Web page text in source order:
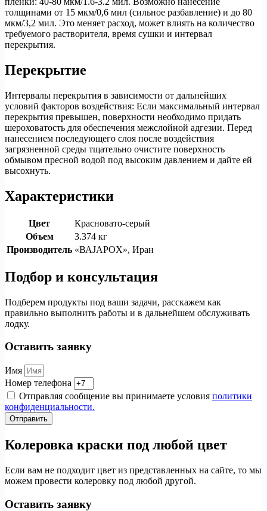
толщинами от 15 мкм/0,6 мил (сильное разбавление) и до 80
мкм/3,2 мил. Это меняет расход, может влиять на количество
требуемого растворителя, время сушки и интервал
перекрытия.
Перекрытие
Интервалы перекрытия в зависимости от дальнейших
условий факторов воздействия: Если максимальный интервал
перекрытия превышен, поверхности необходимо придать
шероховатость для обеспечения межслойной адгезии. Перед
нанесением последующего слоя после воздействия
загрязненной среды тщательно очистите поверхность
обмывом пресной водой под высоким давлением и дайте ей
высохнуть.
Характеристики
Цвет
Красновато-серый
Объем
3.374 кг
Производитель «ВАJАРОX», Иран
Подбор и консультация
Подберем продукты под ваши задачи, расскажем как
правильно выполнить работы и в дальнейшем обслуживать
лодку.
Оставить заявку
Имя
Номер телефона
Отправляя сообщение вы принимаете условия политики
конфиденциальности.
Отправить
Колеровка краски под любой цвет
Если вам не подходит цвет из представленных на сайте, то мы
можем провести колеровку под любой другой.
Оставить заявку